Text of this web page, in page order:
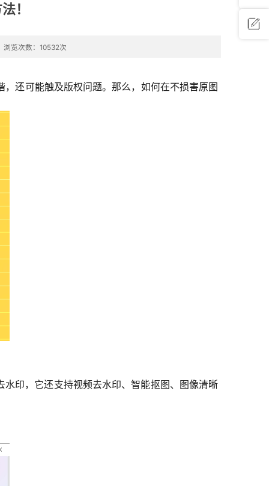
！
浏览次数：10532次
还可能触及版权问题。那么，如何在不损害原图
印，它还支持视频去水印、智能抠图、图像清晰